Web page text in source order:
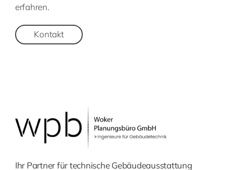
erfahren.
Kontakt
Ihr Partner für technische Gebäudeausstattung